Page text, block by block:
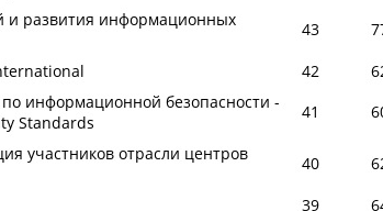
и развития информационных
43
42
информационной безопасности -
Standards
41
участников отрасли центров
40
39